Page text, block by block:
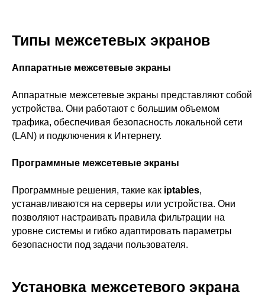
Типы межсетевых экранов
Аппаратные межсетевые экраны
Аппаратные межсетевые экраны представляют собой
устройства. Они работают с большим объемом
трафика, обеспечивая безопасность локальной сети
(LAN) и подключения к Интернету.
Программные межсетевые экраны
Программные решения, такие как iptables,
устанавливаются на серверы или устройства. Они
позволяют настраивать правила фильтрации на
уровне системы и гибко адаптировать параметры
безопасности под задачи пользователя.
Установка межсетевого экрана